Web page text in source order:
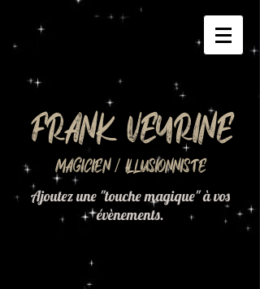
Frank Veyrine
Magicien / Illusionniste
Ajoutez une "touche magique" à vos
évènements.